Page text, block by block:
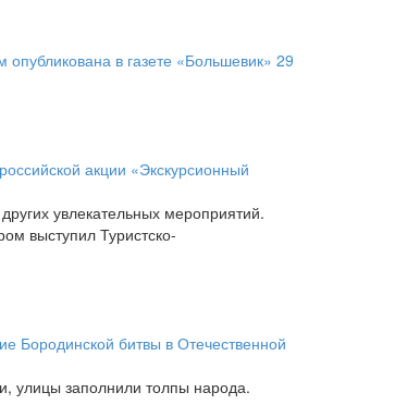
опубликована в газете «Большевик» 29
акции «Экскурсионный
увлекательных мероприятий.
выступил Туристско-
Бородинской битвы в Отечественной
улицы заполнили толпы народа.